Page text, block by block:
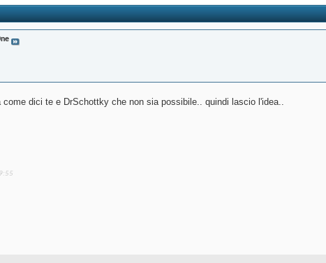
dici te e DrSchottky che non sia possibile.. quindi lascio l'idea..